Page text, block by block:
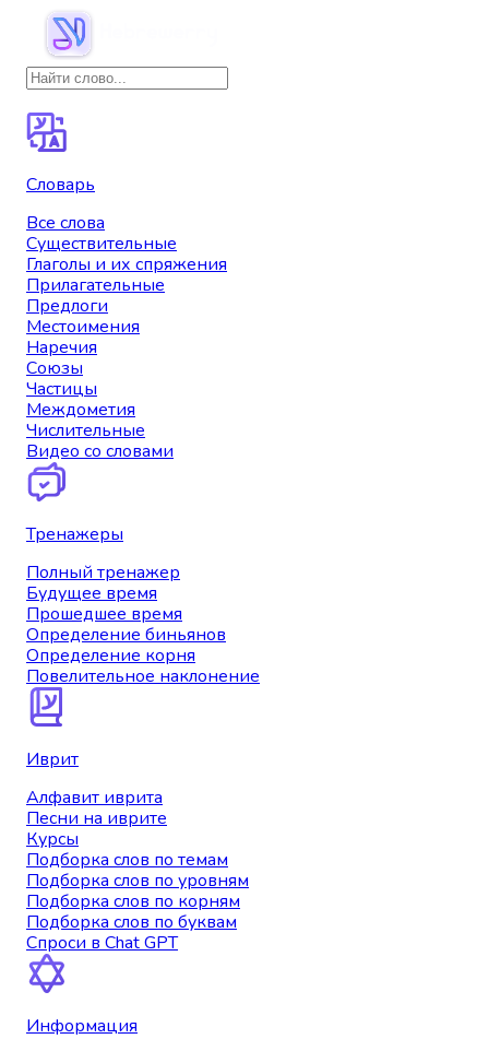
Словарь
Все слова
Существительные
Глаголы и их спряжения
Прилагательные
Предлоги
Местоимения
Наречия
Союзы
Частицы
Междометия
Числительные
Видео со словами
Тренажеры
Полный тренажер
Будущее время
Прошедшее время
Определение биньянов
Определение корня
Повелительное наклонение
Иврит
Алфавит иврита
Песни на иврите
Курсы
Подборка слов по темам
Подборка слов по уровням
Подборка слов по корням
Подборка слов по буквам
Спроси в Chat GPT
Информация